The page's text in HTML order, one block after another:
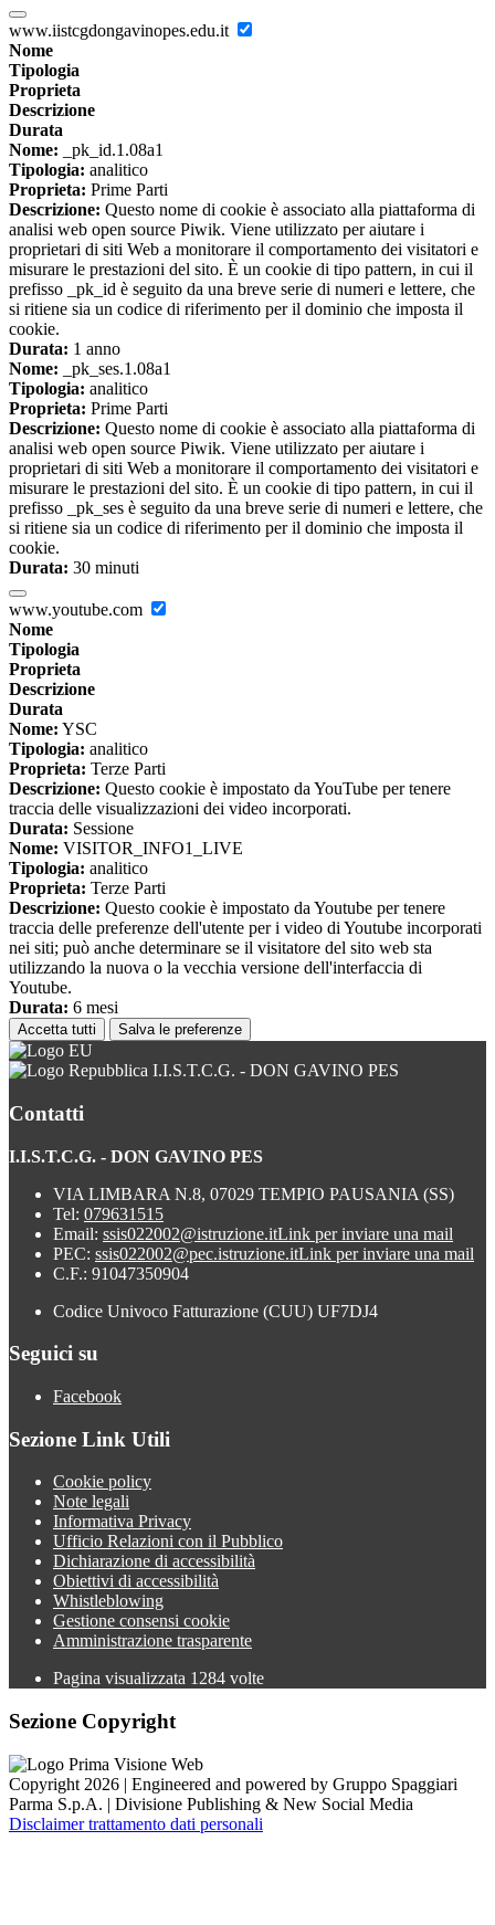
www.iistcgdongavinopes.edu.it
Nome
Tipologia
Proprieta
Descrizione
Durata
Nome: _pk_id.1.08a1
Tipologia: analitico
Proprieta: Prime Parti
Descrizione: Questo nome di cookie è associato alla piattaforma di
analisi web open source Piwik. Viene utilizzato per aiutare i
proprietari di siti Web a monitorare il comportamento dei visitatori e
misurare le prestazioni del sito. È un cookie di tipo pattern, in cui il
prefisso _pk_id è seguito da una breve serie di numeri e lettere, che
si ritiene sia un codice di riferimento per il dominio che imposta il
cookie.
Durata: 1 anno
Nome: _pk_ses.1.08a1
Tipologia: analitico
Proprieta: Prime Parti
Descrizione: Questo nome di cookie è associato alla piattaforma di
analisi web open source Piwik. Viene utilizzato per aiutare i
proprietari di siti Web a monitorare il comportamento dei visitatori e
misurare le prestazioni del sito. È un cookie di tipo pattern, in cui il
prefisso _pk_ses è seguito da una breve serie di numeri e lettere, che
si ritiene sia un codice di riferimento per il dominio che imposta il
cookie.
Durata: 30 minuti
www.youtube.com
Nome
Tipologia
Proprieta
Descrizione
Durata
Nome: YSC
Tipologia: analitico
Proprieta: Terze Parti
Descrizione: Questo cookie è impostato da YouTube per tenere
traccia delle visualizzazioni dei video incorporati.
Durata: Sessione
Nome: VISITOR_INFO1_LIVE
Tipologia: analitico
Proprieta: Terze Parti
Descrizione: Questo cookie è impostato da Youtube per tenere
traccia delle preferenze dell'utente per i video di Youtube incorporati
nei siti; può anche determinare se il visitatore del sito web sta
utilizzando la nuova o la vecchia versione dell'interfaccia di
Youtube.
Durata: 6 mesi
Accetta tutti Salva le preferenze
I.I.S.T.C.G. - DON GAVINO PES
Contatti
I.I.S.T.C.G. - DON GAVINO PES
VIA LIMBARA N.8, 07029 TEMPIO PAUSANIA (SS)
Tel: 079631515
Email: ssis022002@istruzione.itLink per inviare una mail
PEC: ssis022002@pec.istruzione.itLink per inviare una mail
C.F.: 91047350904
Codice Univoco Fatturazione (CUU) UF7DJ4
Seguici su
Facebook
Sezione Link Utili
Cookie policy
Note legali
Informativa Privacy
Ufficio Relazioni con il Pubblico
Dichiarazione di accessibilità
Obiettivi di accessibilità
Whistleblowing
Gestione consensi cookie
Amministrazione trasparente
Pagina visualizzata 1284 volte
Sezione Copyright
Copyright 2026 | Engineered and powered by Gruppo Spaggiari
Parma S.p.A. | Divisione Publishing & New Social Media
Disclaimer trattamento dati personali